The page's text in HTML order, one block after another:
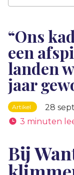
“Ons
een
landen
jaar
Artikel
28
3 minuten
Bij